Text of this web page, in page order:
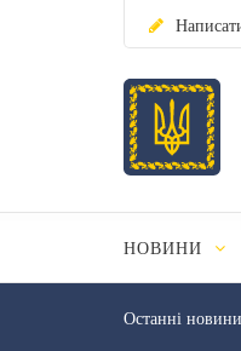
НОВИНИ
Останні новини